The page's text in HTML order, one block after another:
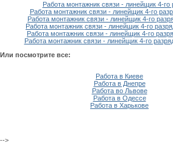
Работа монтажник связи - линейщик 4-го
Работа монтажник связи - линейщик 4-го
Работа монтажник связи - линейщик 4-го
Работа монтажник связи - линейщик 4-го
Работа монтажник связи - линейщик 4-го
Работа монтажник связи - линейщик 4-го
Или посмотрите все:
Работа в Киеве
Работа в Днепре
Работа во Львове
Работа в Одессе
Работа в Харькове
-->